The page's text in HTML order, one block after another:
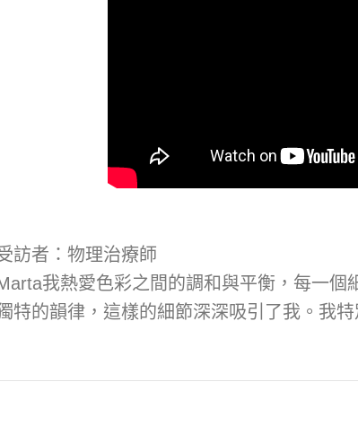
訪者：物理治療師
我熱愛色彩之間的調和與平衡，每一
特的韻律，這樣的細節深深吸引了我。我